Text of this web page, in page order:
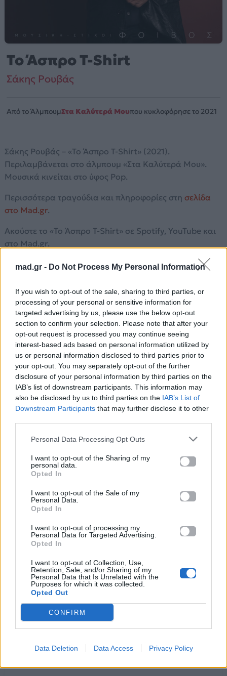
mad.gr - Do Not Process My Personal Information
If you wish to opt-out of the sale, sharing to third parties, or
processing of your personal or sensitive information for
targeted advertising by us, please use the below opt-out
section to confirm your selection. Please note that after your
opt-out request is processed you may continue seeing
interest-based ads based on personal information utilized by
us or personal information disclosed to third parties prior to
your opt-out. You may separately opt-out of the further
disclosure of your personal information by third parties on the
IAB’s list of downstream participants. This information may
also be disclosed by us to third parties on the IAB’s List of
Downstream Participants that may further disclose it to other
Personal Data Processing Opt Outs
I want to opt-out of the Sharing of my
personal data.
Opted In
I want to opt-out of the Sale of my
Personal Data.
Opted In
I want to opt-out of processing my
Personal Data for Targeted Advertising.
Opted In
I want to opt-out of Collection, Use,
Retention, Sale, and/or Sharing of my
Personal Data that Is Unrelated with the
Purposes for which it was collected.
Opted Out
CONFIRM
Data Deletion Data Access Privacy Policy
Το Άσπρο T-Shirt
Σάκης Ρουβάς
Από το ΆλμπουμΣτα Καλύτερά Μουπου κυκλοφόρησε το 2021
Σάκης Ρουβάς – «Το Άσπρο T-Shirt» (2021).
Περιλαμβάνεται στο άλμπουμ «Στα Καλύτερά Μου».
Μουσικά κινείται στο ύφος Pop.
Περισσότερα τραγούδια και πληροφορίες στη σελίδα
στο Mad.gr.
Ακούστε το «Το Άσπρο T-Shirt» σε Spotify, YouTube και
στο Mad.gr.
Με τη σχέση μας έχω απορήσει
Κάποιος θα ήθελα να μου εξηγήσει
Τι μπορεί να 'ναι αυτό
Απ' την μια μαζί λεπτό δεν ζούμε
Κι απ' την άλλη χώρια δεν μπορούμε
Τι μπορεί να 'ναι αυτό
Άσπρο εσύ μαύρο εγώ
Πού θα πάει πες μου αυτό
Μ' αγαπάς σε μισώ
Ξέρεις ότι ζω για σένα μόνο
Συνέχεια συνέχεια
Ξέρω πόσο μ' αγαπάς καρδιά μου
Μα όλο σε πληγώνω άθελά μου
Δυστυχώς δυστυχώς
Κάποιος τρόπος πρέπει να υπάρχει
Πρέπει να τον βρούμε για να 'χει
Πιθανότητες να κρατήσει
Κάποιος τρόπος πρέπει να υπάρχει
Αμαρτία θα 'ναι αν δεν θα 'χει
Άδοξο στο τέλος φινάλε
Η αγάπη μας